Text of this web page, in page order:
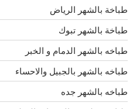
طباخة بالشهر الرياض
طباخة بالشهر تبوك
طباخه بالشهر الدمام و الخبر
طباخه بالشهر بالجبيل والاحساء
طباخه بالشهر جده